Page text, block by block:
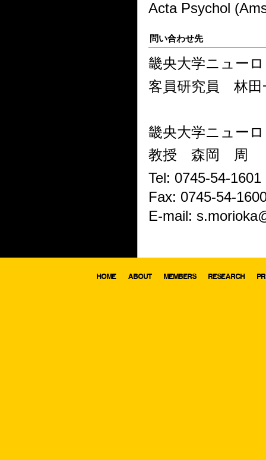
Acta Psychol
問い合わせ先
畿央大学ニュー
客員研究員 林田
畿央大学ニュー
教授 森岡 周
Tel: 0745-54-1601
Fax: 0745-54-
E-mail:
HOME ABOUT MEMBERS RESEARCH